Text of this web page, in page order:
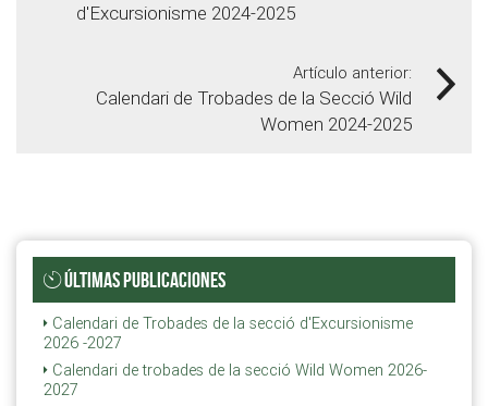
d'Excursionisme 2024-2025
Artículo anterior:
Calendari de Trobades de la Secció Wild
Women 2024-2025
ÚLTIMAS PUBLICACIONES
Calendari de Trobades de la secció d'Excursionisme
2026 -2027
Calendari de trobades de la secció Wild Women 2026-
2027